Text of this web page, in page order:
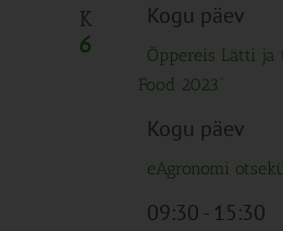
K
6
Kogu päev
Õppereis Lätti ja
Food 2023”
Kogu päev
eAgronomi
09:30- 15:30